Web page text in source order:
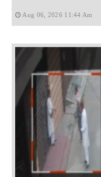
Aug 06, 2026 11:44 Am